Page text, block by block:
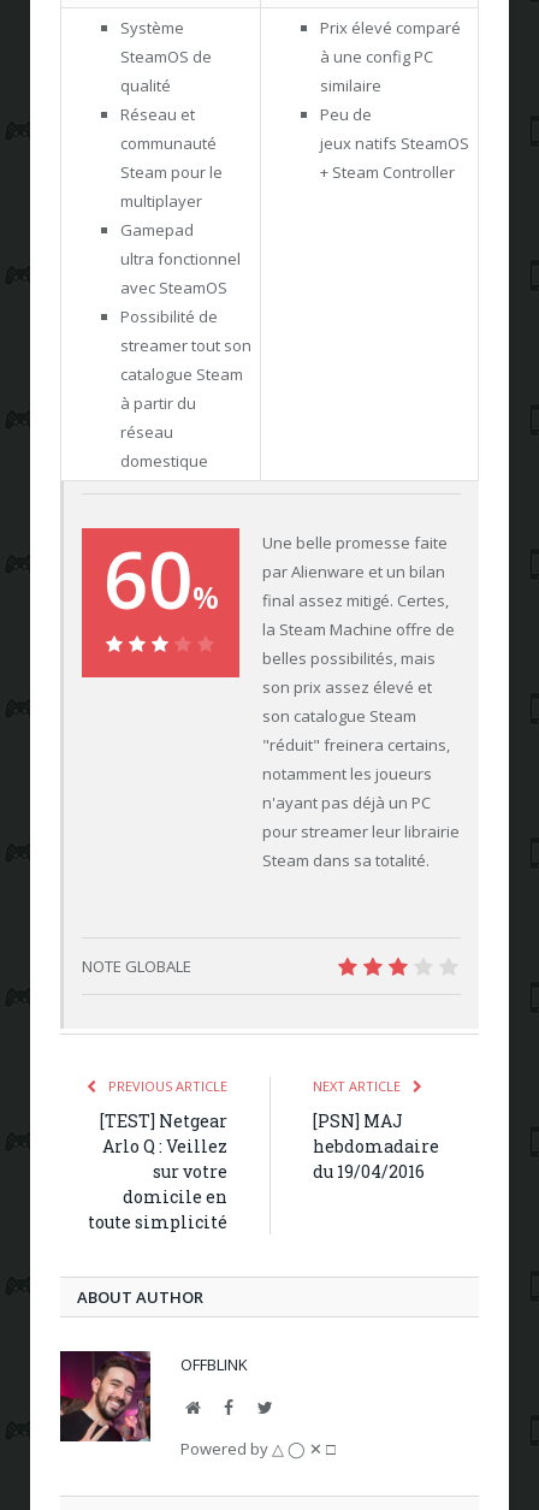
Système
SteamOS de
qualité
Réseau et
communauté
Steam pour le
multiplayer
Gamepad
ultra fonctionnel
avec SteamOS
Possibilité de
streamer tout son
catalogue Steam
à partir du
réseau
domestique
Prix élevé comparé
à une config PC
similaire
Peu de
jeux natifs SteamOS
+ Steam Controller
60%
60%
Une belle promesse faite
par Alienware et un bilan
final assez mitigé. Certes,
la Steam Machine offre de
belles possibilités, mais
son prix assez élevé et
son catalogue Steam
"réduit" freinera certains,
notamment les joueurs
n'ayant pas déjà un PC
pour streamer leur librairie
Steam dans sa totalité.
NOTE GLOBALE
PREVIOUS ARTICLE
[TEST] Netgear
Arlo Q : Veillez
sur votre
domicile en
toute simplicité
NEXT ARTICLE
[PSN] MAJ
hebdomadaire
du 19/04/2016
ABOUT AUTHOR
OFFBLINK
WebsiteFacebookTwitter
Powered by △ ◯ ✕ □